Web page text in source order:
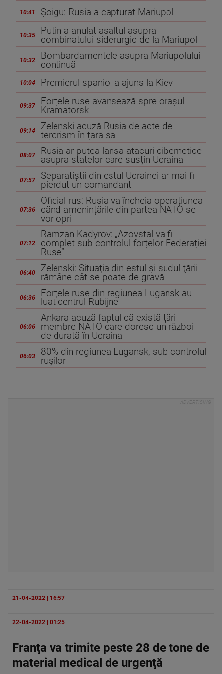
21-04-2022 | 16:57
22-04-2022 | 01:25
Franţa va trimite peste 28 de tone de
material medical de urgenţă
10:41 Șoigu: Rusia a capturat Mariupol
10:35
Putin a anulat asaltul asupra
combinatului siderurgic de la Mariupol
10:32
Bombardamentele asupra Mariupolului
continuă
10:04 Premierul spaniol a ajuns la Kiev
09:37
Forțele ruse avansează spre orașul
Kramatorsk
09:14
Zelenski acuză Rusia de acte de
terorism în țara sa
08:07
Rusia ar putea lansa atacuri cibernetice
asupra statelor care susțin Ucraina
07:57
Separatiștii din estul Ucrainei ar mai fi
pierdut un comandant
07:36
Oficial rus: Rusia va încheia operațiunea
când amenințările din partea NATO se
vor opri
07:12
Ramzan Kadyrov: „Azovstal va fi
complet sub controlul forțelor Federației
Ruse”
06:40
Zelenski: Situaţia din estul şi sudul ţării
rămâne cât se poate de gravă
06:36
Forţele ruse din regiunea Lugansk au
luat centrul Rubijne
06:06
Ankara acuză faptul că există ţări
membre NATO care doresc un război
de durată în Ucraina
06:03
80% din regiunea Lugansk, sub controlul
ruşilor